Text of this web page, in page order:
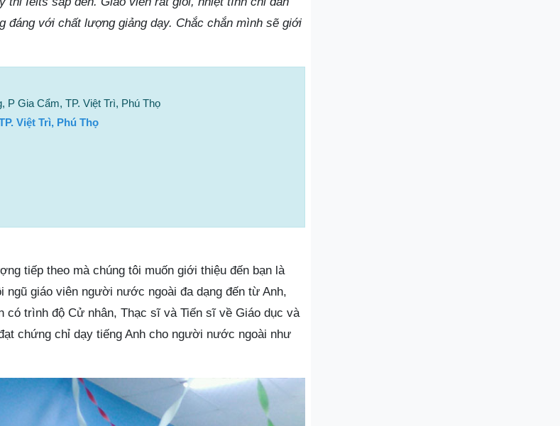
với chất lượng giảng dạy. Chắc chắn mình sẽ giới
P Gia Cẩm, TP. Việt Trì, Phú Thọ
Việt Trì, Phú Thọ
tiếp theo mà chúng tôi muốn giới thiệu đến bạn là
ngũ giáo viên người nước ngoài đa dạng đến từ Anh,
có trình độ Cử nhân, Thạc sĩ và Tiến sĩ về Giáo dục và
chứng chỉ dạy tiếng Anh cho người nước ngoài như